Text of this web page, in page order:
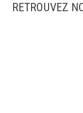
RETROUVEZ